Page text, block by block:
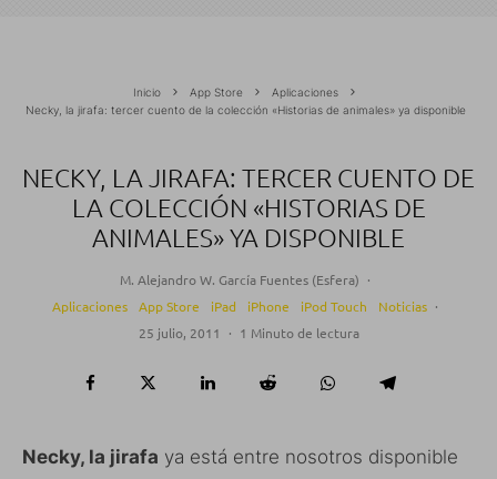
Inicio App Store
Aplicaciones
Necky, la jirafa: tercer cuento de la colección «Historias de animales» ya disponible
NECKY, LA JIRAFA: TERCER CUENTO DE
LA COLECCIÓN «HISTORIAS DE
ANIMALES» YA DISPONIBLE
M. Alejandro W. García Fuentes (Esfera) ·
Aplicaciones
App Store iPad iPhone iPod Touch Noticias ·
25 julio, 2011
· 1 Minuto de lectura
Necky, la jirafa ya está entre nosotros disponible